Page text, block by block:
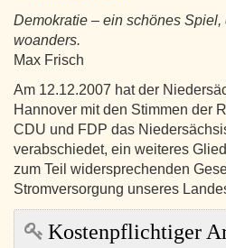
Demokratie – ein schönes
woanders.
Max Frisch
Am 12.12.2007 hat der
Hannover mit den Stimmen der
CDU und FDP das
verabschiedet, ein weiteres
zum Teil widersprechenden
Stromversorgung unseres
Kostenpflichtiger